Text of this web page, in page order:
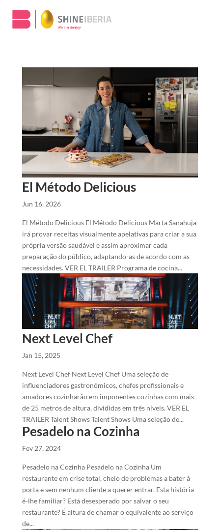
El Método Delicious
Jun 16, 2026
El Método Delicious El Método Delicious Marta Sanahuja
irá provar receitas visualmente apelativas para criar a sua
própria versão saudável e assim aproximar cada
preparação do público, adaptando-as de acordo com as
necessidades. VER EL TRAILER Programa de cocina...
Next Level Chef
Jan 15, 2025
Next Level Chef Next Level Chef Uma seleção de
influenciadores gastronómicos, chefes profissionais e
amadores cozinharão em imponentes cozinhas com mais
de 25 metros de altura, divididas em três níveis. VER EL
TRAILER Talent Shows Talent Shows Uma seleção de...
Pesadelo na Cozinha
Fev 27, 2024
Pesadelo na Cozinha Pesadelo na Cozinha Um
restaurante em crise total, cheio de problemas a bater à
porta e sem nenhum cliente a querer entrar. Esta história
é-lhe familiar? Está desesperado por salvar o seu
restaurante? É altura de chamar o equivalente ao serviço
de...